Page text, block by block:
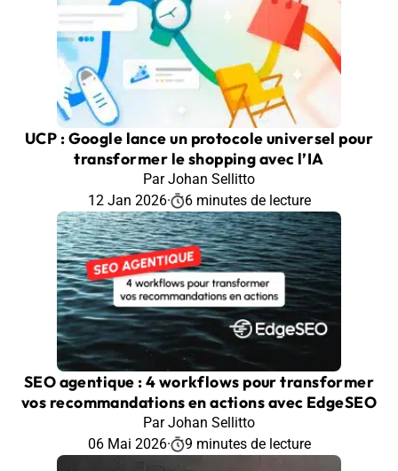
UCP : Google lance un protocole universel pour
transformer le shopping avec l’IA
Par Johan Sellitto
12 Jan 2026· 6 minutes de lecture
SEO agentique : 4 workflows pour transformer
vos recommandations en actions avec EdgeSEO
Par Johan Sellitto
06 Mai 2026· 9 minutes de lecture